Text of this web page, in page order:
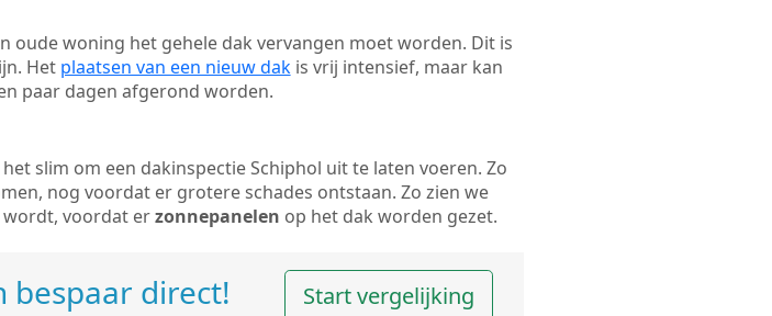
woning het gehele dak vervangen moet worden. Dit is
Het plaatsen van een nieuw dakis vrij intensief, maar kan
paar dagen afgerond worden.
slim om een dakinspectie Schiphol uit te laten voeren. Zo
nog voordat er grotere schades ontstaan. Zo zien we
wordt, voordat erzonnepanelen op het dak worden gezet.
bespaar direct! Start vergelijking